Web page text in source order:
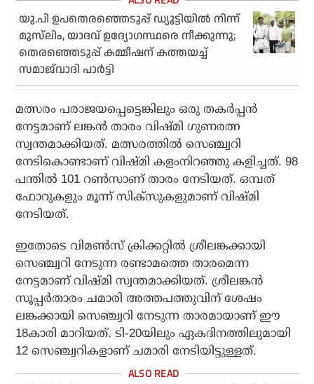
യു.പി ഉപതെരഞ്ഞെടുപ്പ് ഡ്യൂട്ടിയില്‍ നിന്ന്
മുസ്‌ലിം, യാദവ് ഉദ്യോഗസ്ഥരെ നീക്കുന്നു;
തെരഞ്ഞെടുപ്പ് കമ്മീഷന് കത്തയച്ച്
സമാജ്‌വാദി പാര്‍ട്ടി
മത്സരം പരാജയപ്പെട്ടെങ്കിലും ഒരു തകര്‍പ്പന്‍
നേട്ടമാണ് ലങ്കന്‍ താരം വിഷ്മി ഗുണരത്ന
സ്വന്തമാക്കിയത്. മത്സരത്തില്‍ സെഞ്ച്വറി
നേടികൊണ്ടാണ് വിഷ്മി കളംനിറഞ്ഞു കളിച്ചത്. 98
പന്തില്‍ 101 റണ്‍സാണ് താരം നേടിയത്. ഒമ്പത്
ഫോറുകളും മൂന്ന് സിക്സുകളുമാണ് വിഷ്മി
നേടിയത്.
ഇതോടെ വിമണ്‍സ് ക്രിക്കറ്റില്‍ ശ്രീലങ്കക്കായി
സെഞ്ച്വറി നേടുന്ന രണ്ടാമത്തെ താരമെന്ന
നേട്ടമാണ് വിഷ്മി സ്വന്തമാക്കിയത്. ശ്രീലങ്കന്‍
സൂപ്പര്‍താരം ചമാരി അത്തപത്തുവിന് ശേഷം
ലങ്കക്കായി സെഞ്ച്വറി നേടുന്ന താരമായാണ് ഈ
18കാരി മാറിയത്. ടി-20യിലും ഏകദിനത്തിലുമായി
12 സെഞ്ച്വറികളാണ് ചമാരി നേടിയിട്ടുള്ളത്.